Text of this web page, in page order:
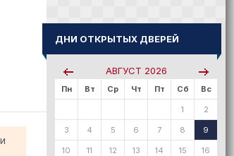
ДНИ ОТКРЫТЫХ ДВЕРЕЙ
АВГУСТ 2026
Пн Вт Ср Чт Пт Сб Вс
1 2
3 4 5 6 7 8 9
10 11 12 13 14 15 16